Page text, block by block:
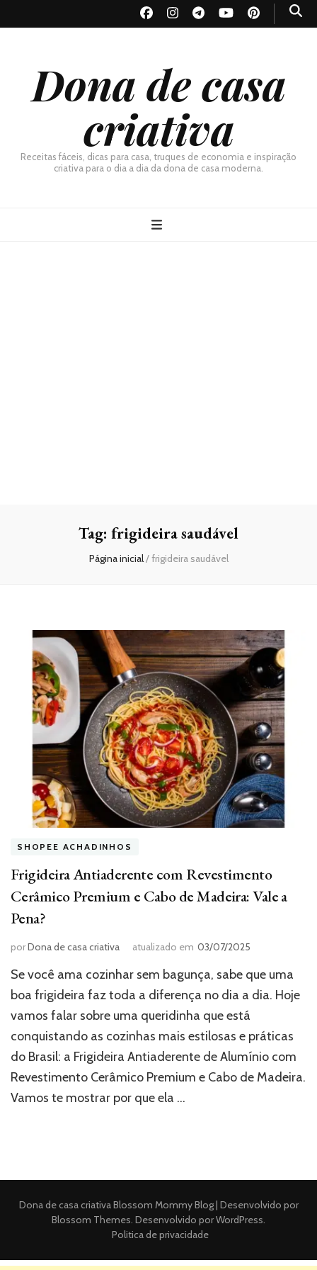
Dona de casa
criativa
Receitas fáceis, dicas para casa, truques de economia e inspiração
criativa para o dia a dia da dona de casa moderna.
Tag: frigideira saudável
Página inicial/frigideira saudável
SHOPEE ACHADINHOS
Frigideira Antiaderente com Revestimento
Cerâmico Premium e Cabo de Madeira: Vale a
Pena?
porDona de casa criativa atualizado em 03/07/2025
Se você ama cozinhar sem bagunça, sabe que uma
boa frigideira faz toda a diferença no dia a dia. Hoje
vamos falar sobre uma queridinha que está
conquistando as cozinhas mais estilosas e práticas
do Brasil: a Frigideira Antiaderente de Alumínio com
Revestimento Cerâmico Premium e Cabo de Madeira.
Vamos te mostrar por que ela …
Dona de casa criativaBlossom Mommy Blog | Desenvolvido por
Blossom Themes. Desenvolvido porWordPress.
Politica de privacidade